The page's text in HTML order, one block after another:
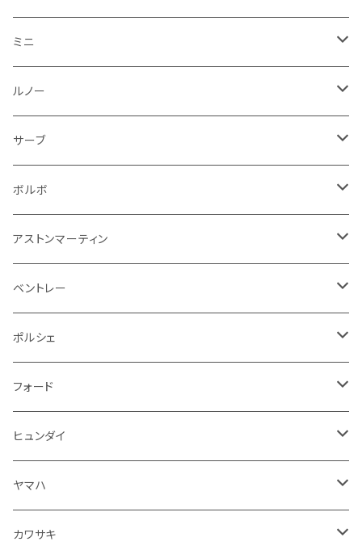
ヒュンダイ
その他
ロールスロイス
ポルシェ
ヒュンダイ
その他
サーブ
フォルクスワーゲン
ボルボ
シートベルト周り
ステアリング
ステアリングホイールカバー
修理ツール
運転席周り
アームレスト
ドア回り
ホーン
キーホルダー
収納用品
灰皿・ゴミ箱
インテリアパネル
タイヤ回り系
ホイール
泥除け
ガソリンタンク
フロントワイパー
リアワイパー
オーディオ系
その他
ケーブル系
排気系
ガスケット
通信系
吸気系
エアフィルター
ウインカー
その他
リアバンパー
エンジン系
外装系
ライト系
ウインカー
ワイパー
ミラー
収納系
アームレスト
シフトレバー
その他
冷却系
ラジエーター
ライト系
ブレーキランプ
ウインカー
トランクマット
ワイパー
キーホルダー
フロアマット
ミニ
フロアマット
ルノー
フロアマット
タイヤ回り
泥除け
ワイパー
その他
シフトノブ
運転席周り
ドア回り
アームレスト
ライト系
ウインカー
サーブ
フロアマット
シフトノブ
ボルボ
フロアマット
トランクマット
アストンマーティン
フロアマット
ベントレー
フロアマット
外装
グリル
ポルシェ
フロアマット
その他
フォード
フロアマット
ダッシュボード
ドア回り
ヒュンダイ
フロアマット
ヤマハ
電装系
カワサキ